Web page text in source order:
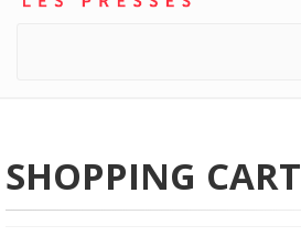
SHOPPING CART